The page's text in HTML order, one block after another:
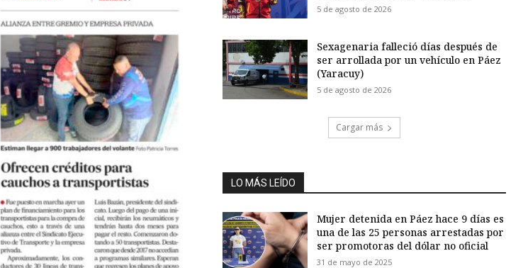
5 de agosto de 2026
Sexagenaria falleció días después de
ser arrollada por un vehículo en Páez
(Yaracuy)
5 de agosto de 2026
Cargar más
LO MÁS LEÍDO
Mujer detenida en Páez hace 9 días es
una de las 25 personas arrestadas por
ser promotoras del dólar no oficial
31 de mayo de 2025